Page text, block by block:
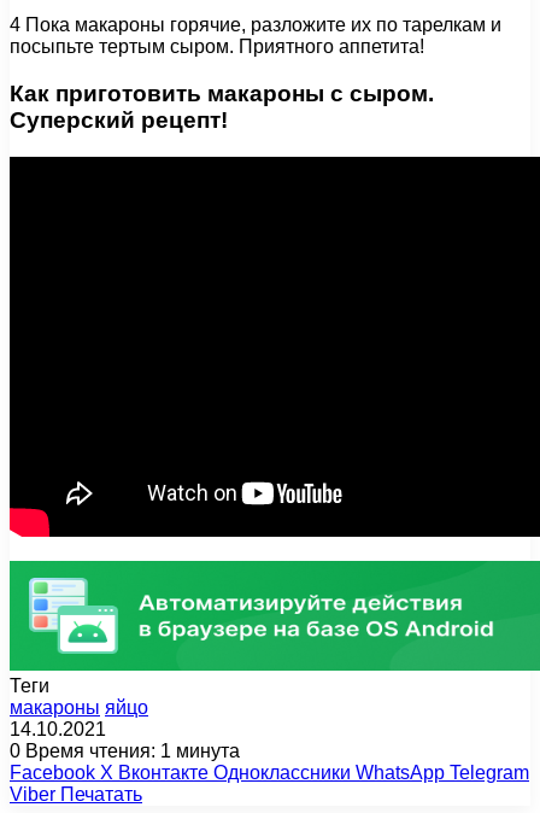
4 Пока макароны горячие, разложите их по тарелкам и
посыпьте тертым сыром. Приятного аппетита!
Как приготовить макароны с сыром.
Суперский рецепт!
Теги
макароны яйцо
14.10.2021
0 Время чтения: 1 минута
Facebook X Вконтакте Одноклассники WhatsApp Telegram
Viber Печатать